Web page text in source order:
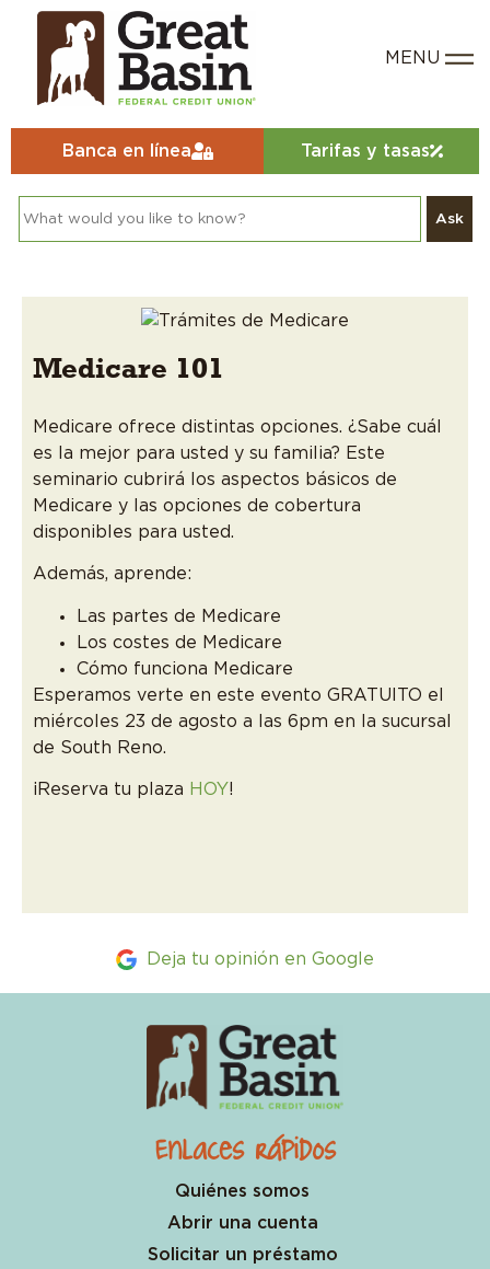
Banca en línea Tarifas y tasas
Ask
Medicare 101
Medicare ofrece distintas opciones. ¿Sabe cuál
es la mejor para usted y su familia? Este
seminario cubrirá los aspectos básicos de
Medicare y las opciones de cobertura
disponibles para usted.
Además, aprende:
Las partes de Medicare
Los costes de Medicare
Cómo funciona Medicare
Esperamos verte en este evento GRATUITO el
miércoles 23 de agosto a las 6pm en la sucursal
de South Reno.
¡Reserva tu plaza HOY!
Deja tu opinión en Google
Enlaces rápidos
Quiénes somos
Abrir una cuenta
Solicitar un préstamo